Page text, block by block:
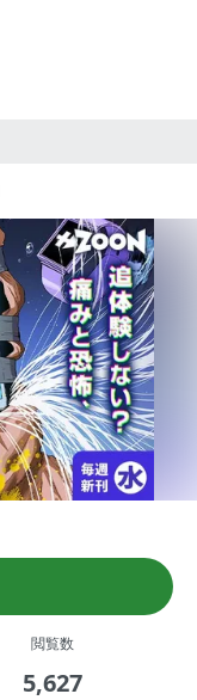
閲覧数
5,627